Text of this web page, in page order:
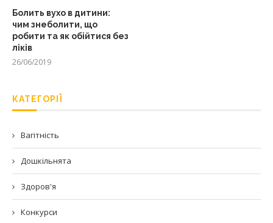
Болить вухо в дитини:
чим знеболити, що
робити та як обійтися без
ліків
26/06/2019
КАТЕГОРІЇ
Вагітність
Дошкільнята
Здоров'я
Конкурси